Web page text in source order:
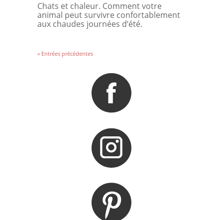
Chats et chaleur. Comment votre
animal peut survivre confortablement
aux chaudes journées d’été.
« Entrées précédentes